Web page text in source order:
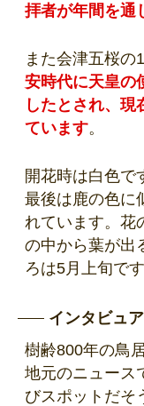
拝者が年間を通
また会津五桜の
安時代に天皇の
したとされ、現
ています。
開花時は白色で
最後は鹿の色に
れています。花
の中から葉が出
ろは5月上旬です
インタビュ
樹齢800年の鳥
地元のニュース
びスポットだそ